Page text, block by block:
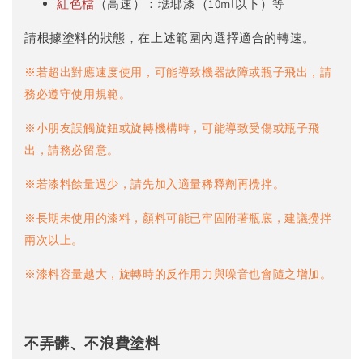
紅色檔 （高速）：琺瑯漆（10ml以下）等
請根據塗料的狀態，在上述範圍內選擇適合的轉速。
※若超出對應速度使用，可能導致機器故障或瓶子飛出，請
務必遵守使用規範。
※小朋友誤觸旋鈕或旋轉機構時，可能導致受傷或瓶子飛
出，請務必留意。
※若漆料餘量過少，請先加入適量稀釋劑再攪拌。
※長期未使用的漆料，顏料可能已牢固附著瓶底，建議攪拌
兩次以上。
※漆料容量越大，旋轉時的反作用力與噪音也會隨之增加。
不弄髒、不浪費塗料